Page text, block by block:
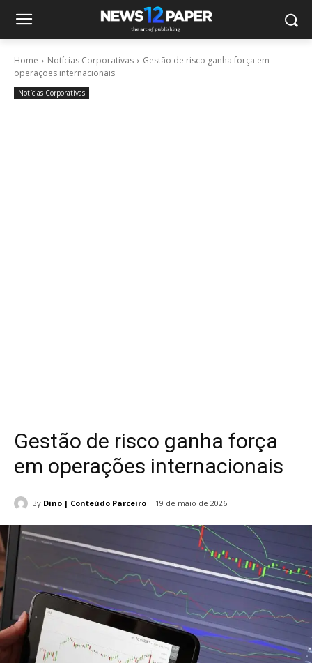
Home Notícias Corporativas
Gestão de risco ganha força em
operações internacionais
Notícias Corporativas
Gestão de risco ganha força
em operações internacionais
By Dino | Conteúdo Parceiro 19 de maio de 2026